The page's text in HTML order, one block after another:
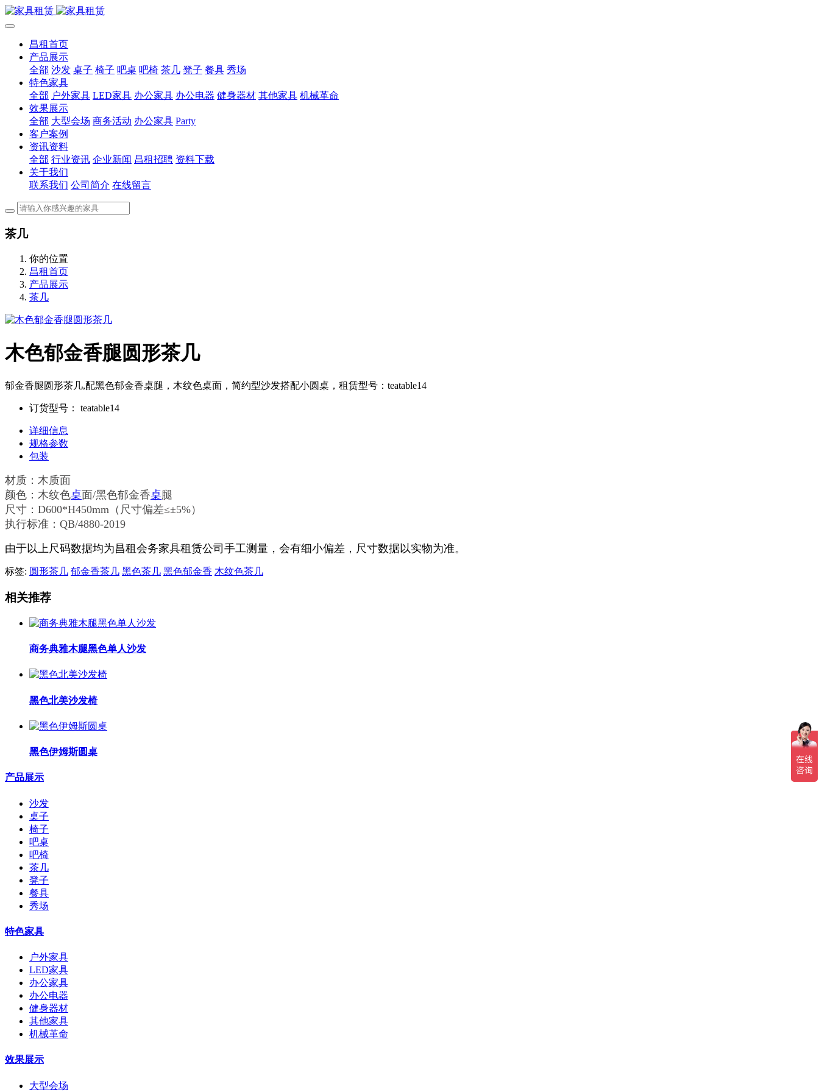
昌租首页
产品展示
全部 沙发 桌子 椅子 吧桌 吧椅 茶几 凳子 餐具 秀场
特色家具
全部 户外家具 LED家具 办公家具 办公电器 健身器材 其他家具 机械革命
效果展示
全部 大型会场 商务活动 办公家具 Party
客户案例
资讯资料
全部 行业资讯 企业新闻 昌租招聘 资料下载
关于我们
联系我们 公司简介 在线留言
茶几
你的位置
昌租首页
产品展示
茶几
木色郁金香腿圆形茶几
郁金香腿圆形茶几,配黑色郁金香桌腿，木纹色桌面，简约型沙发搭配小圆桌，租赁型号：teatable14
订货型号： teatable14
详细信息
规格参数
包装
材质：木质面
颜色：木纹色桌面/黑色郁金香桌腿
尺寸：D600*H450mm（尺寸偏差≤±5%）
执行标准：QB/4880-2019
由于以上尺码数据均为昌租会务家具租赁公司手工测量，会有细小偏差，尺寸数据以实物为准。
标签: 圆形茶几 郁金香茶几 黑色茶几 黑色郁金香 木纹色茶几
相关推荐
商务典雅木腿黑色单人沙发
黑色北美沙发椅
黑色伊姆斯圆桌
产品展示
沙发
桌子
椅子
吧桌
吧椅
茶几
凳子
餐具
秀场
特色家具
户外家具
LED家具
办公家具
办公电器
健身器材
其他家具
机械革命
效果展示
大型会场